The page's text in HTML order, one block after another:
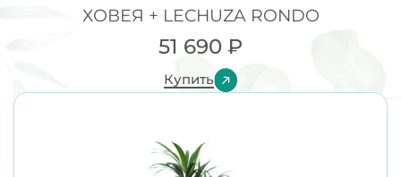
ХОВЕЯ + LECHUZA RONDO
51 690 ₽
Купить